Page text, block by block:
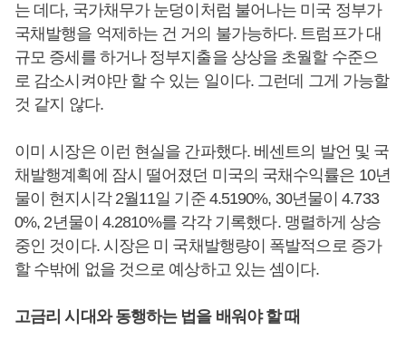
는 데다, 국가채무가 눈덩이처럼 불어나는 미국 정부가
국채발행을 억제하는 건 거의 불가능하다. 트럼프가 대
규모 증세를 하거나 정부지출을 상상을 초월할 수준으
로 감소시켜야만 할 수 있는 일이다. 그런데 그게 가능할
것 같지 않다.
이미 시장은 이런 현실을 간파했다. 베센트의 발언 및 국
채발행계획에 잠시 떨어졌던 미국의 국채수익률은 10년
물이 현지시각 2월11일 기준 4.5190%, 30년물이 4.733
0%, 2년물이 4.2810%를 각각 기록했다. 맹렬하게 상승
중인 것이다. 시장은 미 국채발행량이 폭발적으로 증가
할 수밖에 없을 것으로 예상하고 있는 셈이다.
고금리 시대와 동행하는 법을 배워야 할 때